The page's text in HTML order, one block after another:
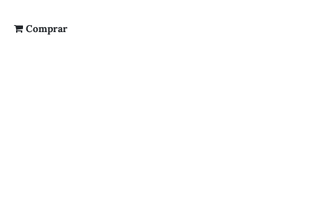
Comprar